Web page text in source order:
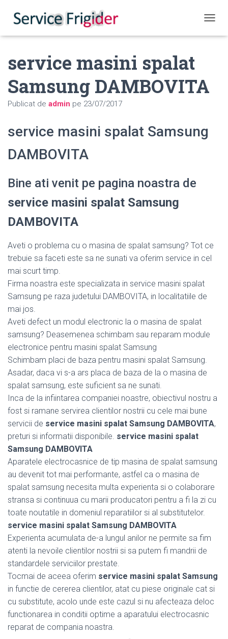
service masini spalat
Samsung DAMBOVITA
Publicat de admin pe 23/07/2017
service masini spalat Samsung
DAMBOVITA
Bine ati venit pe pagina noastra de
service masini spalat Samsung
DAMBOVITA
Aveti o problema cu o masina de spalat samsung? Tot ce
trebuie sa faceti este sa ne sunati va oferim service in cel
mai scurt timp.
Firma noastra este specializata in service masini spalat
Samsung pe raza judetului DAMBOVITA, in localitatiile de
mai jos.
Aveti defect un modul electronic la o masina de spalat
samsung? Deasemenea schimbam sau reparam module
electronice pentru masini spalat Samsung
Schimbam placi de baza pentru masini spalat Samsung.
Asadar, daca vi s-a ars placa de baza de la o masina de
spalat samsung, este suficient sa ne sunati.
Inca de la infiintarea companiei noastre, obiectivul nostru a
fost si ramane servirea clientilor nostrii cu cele mai bune
servicii de service masini spalat Samsung DAMBOVITA,
preturi si informatii disponibile. service masini spalat
Samsung DAMBOVITA
Aparatele electrocasnice de tip masina de spalat samsung
au devenit tot mai performante, astfel ca o masina de
spalat samsung necesita multa experienta si o colaborare
stransa si continuua cu marii producatori pentru a fi la zi cu
toate noutatile in domeniul reparatiilor si al substitutelor.
service masini spalat Samsung DAMBOVITA
Experienta acumulata de-a lungul anilor ne permite sa fim
atenti la nevoile clientilor nostrii si sa putem fi mandrii de
standardele serviciilor prestate.
Tocmai de aceea oferim service masini spalat Samsung
in functie de cererea clientilor, atat cu piese originale cat si
cu substitute, acolo unde este cazul si nu afecteaza deloc
functionarea in conditii optime a aparatului electrocasnic
reparat de compania noastra.